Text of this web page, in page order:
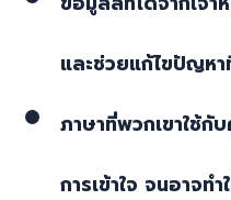
และช่วยแก้ไขปัญห
ภาษาที่พวกเขาใช้
การเข้าใจ จนอาจท